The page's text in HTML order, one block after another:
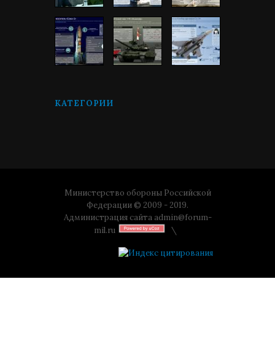
КАТЕГОРИИ
Министерство обороны Российской
Федерации © 2009 - 2019.
Администрация сайта admin@forum-
mil.ru